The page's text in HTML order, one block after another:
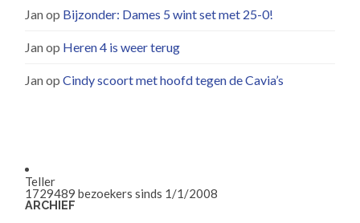
Janop Bijzonder: Dames 5 wint set met 25-0!
Janop Heren 4 is weer terug
JanopCindy scoort met hoofd tegen de Cavia’s
Teller
1729489 bezoekers sinds 1/1/2008
ARCHIEF